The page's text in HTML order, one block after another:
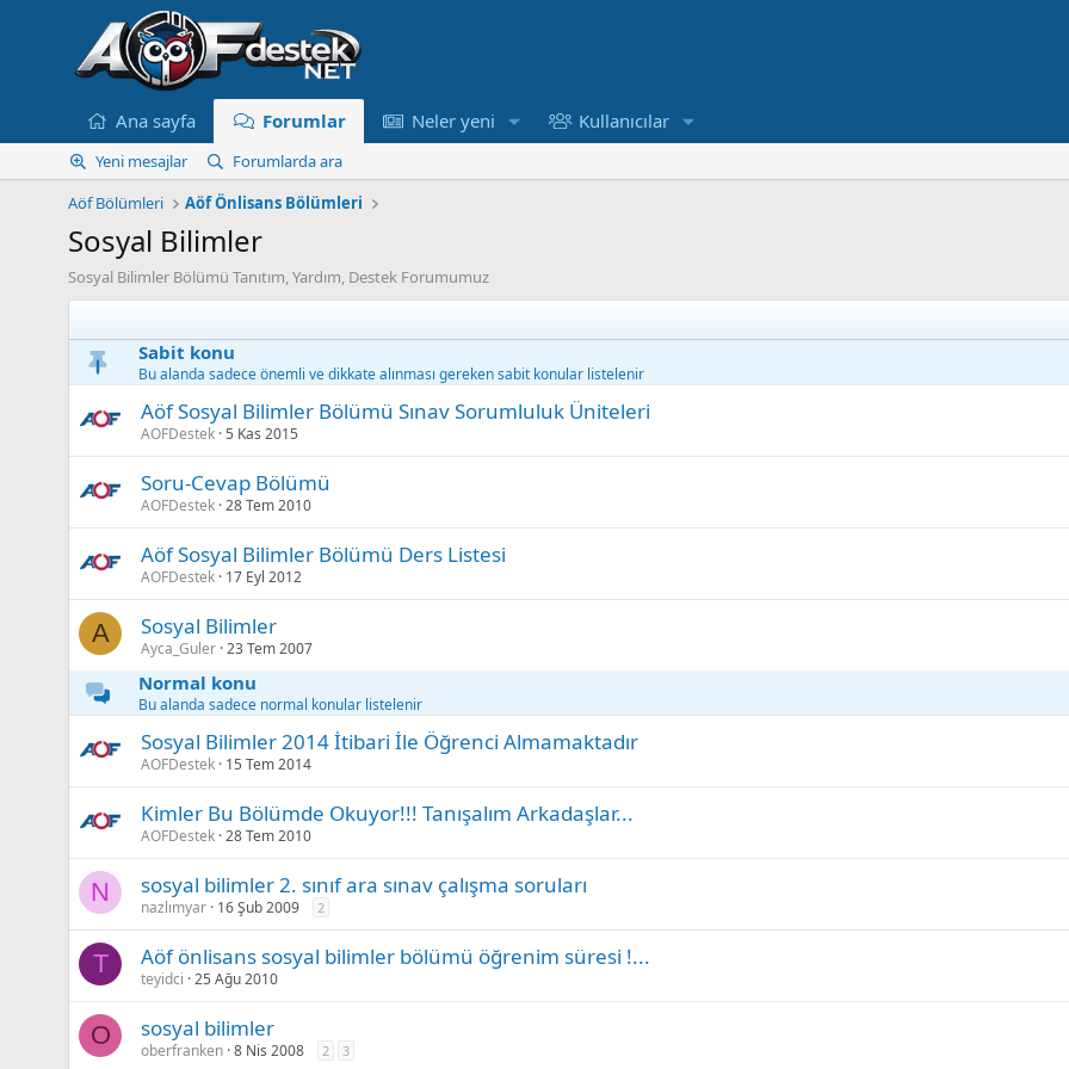
Ana sayfa Forumlar Neler yeni Kullanıcılar
Yeni mesajlar
Forumlarda ara
Aöf Bölümleri
Aöf Önlisans Bölümleri
Sosyal Bilimler
Sosyal Bilimler Bölümü Tanıtım, Yardım, Destek Forumumuz
Sabit konu
Bu alanda sadece önemli ve dikkate alınması gereken sabit konular listelenir
Aöf Sosyal Bilimler Bölümü Sınav Sorumluluk Üniteleri
AOFDestek 5 Kas 2015
Soru-Cevap Bölümü
AOFDestek 28 Tem 2010
Aöf Sosyal Bilimler Bölümü Ders Listesi
AOFDestek 17 Eyl 2012
A Sosyal Bilimler
Ayca_Guler 23 Tem 2007
Normal konu
Bu alanda sadece normal konular listelenir
Sosyal Bilimler 2014 İtibari İle Öğrenci Almamaktadır
AOFDestek 15 Tem 2014
Kimler Bu Bölümde Okuyor!!! Tanışalım Arkadaşlar...
AOFDestek 28 Tem 2010
N sosyal bilimler 2. sınıf ara sınav çalışma soruları
nazlımyar 16 Şub 2009 2
T Aöf önlisans sosyal bilimler bölümü öğrenim süresi !...
teyidci 25 Ağu 2010
O sosyal bilimler
oberfranken 8 Nis 2008 2 3